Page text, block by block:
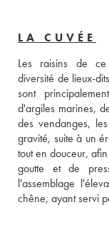
LA CUVÉE
Les raisins de ce
diversité de lieux-
sont
d'argiles marines,
des vendanges,
gravité, suite à un
tout en douceur,
goutte et de
l'assemblage